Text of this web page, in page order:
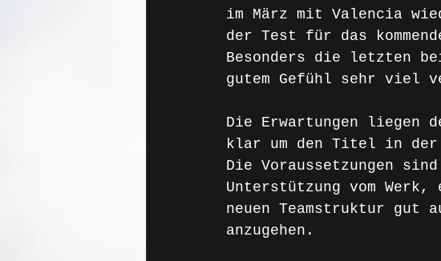
im März mit Valencia
der Test für das
Besonders die letzten
gutem Gefühl sehr viel
Die Erwartungen liegen
klar um den Titel in der
Die Voraussetzungen
Unterstützung vom
neuen Teamstruktur gut
anzugehen.